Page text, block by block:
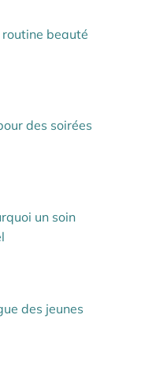
beauté
des soirées
un soin
des jeunes